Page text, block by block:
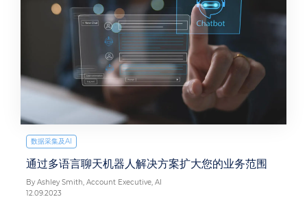
数据采集及AI
通过多语言聊天机器人解决方案扩大您的业务范围
By Ashley Smith, Account Executive, AI
12.09.2023